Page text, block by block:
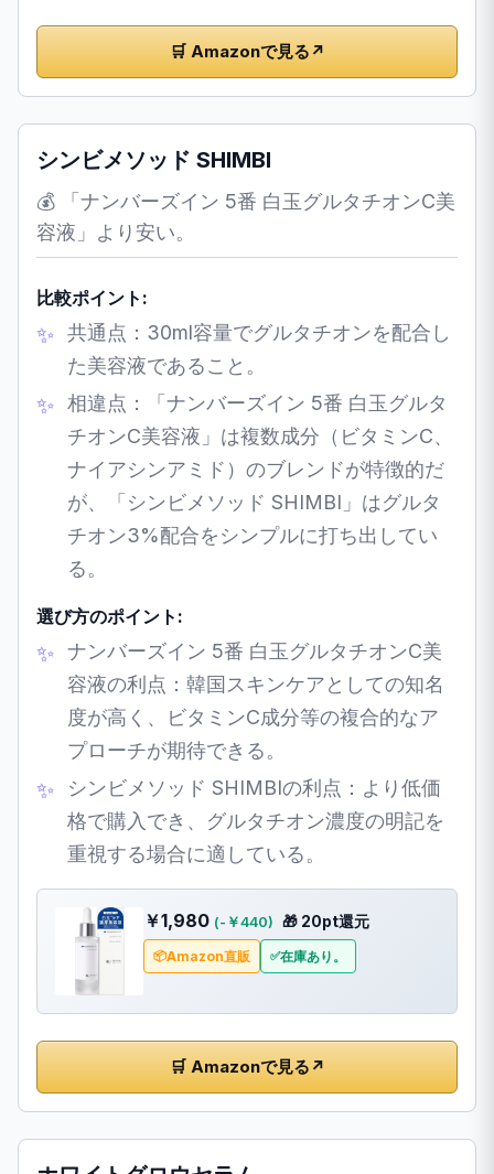
🛒 Amazonで見る ↗
シンビメソッド SHIMBI
💰 「ナンバーズイン 5番 白玉グルタチオンC美
容液」より安い。
比較ポイント:
共通点：30ml容量でグルタチオンを配合し
た美容液であること。
相違点：「ナンバーズイン 5番 白玉グルタ
チオンC美容液」は複数成分（ビタミンC、
ナイアシンアミド）のブレンドが特徴的だ
が、「シンビメソッド SHIMBI」はグルタ
チオン3%配合をシンプルに打ち出してい
る。
選び方のポイント:
ナンバーズイン 5番 白玉グルタチオンC美
容液の利点：韓国スキンケアとしての知名
度が高く、ビタミンC成分等の複合的なア
プローチが期待できる。
シンビメソッド SHIMBIの利点：より低価
格で購入でき、グルタチオン濃度の明記を
重視する場合に適している。
￥1,980 (-￥440) 🎁 20pt還元
Amazon直販 在庫あり。
🛒 Amazonで見る ↗